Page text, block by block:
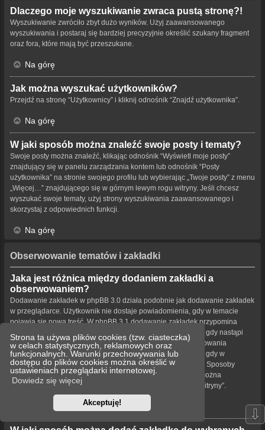
Strona ta używa plików cookies (tzw. ciasteczka)
w celach statystycznych, reklamowych oraz
funkcjonalnych. Warunki przechowywania lub
dostępu do plików cookies można określić w
ustawieniach przeglądarki internetowej.
Dowiedz się więcej
Akceptuję!
Dlaczego moje wyszukiwanie zwraca pustą stronę?!
Wyszukiwanie zwróciło zbyt dużo wyników. Użyj zaawansowanego
wyszukiwania i postaraj się bardziej precyzyjnie określić szukany fragment
oraz fora, które mają być przeszukane.
Na górę
Jak można wyszukać użytkowników?
Przejdź na stronę “Użytkownicy” i kliknij odnośnik “Znajdź użytkownika”.
Na górę
W jaki sposób można znaleźć swoje posty i tematy?
Swoje posty można znaleźć, klikając odnośnik “Wyświetl moje posty”
znajdujący się w panelu zarządzania kontem lub odnośnik “Posty
użytkownika” na stronie swojego profilu lub wybierając „Twoje posty” z menu
„Więcej…” znajdującego się w górnym lewym rogu witryny. Jeśli chcesz
wyszukać swoje tematy, użyj strony wyszukiwania zaawansowanego i
skorzystaj z odpowiednich funkcji.
Na górę
Obserwowanie tematów i zakładki
Jaka jest różnica między dodaniem zakładki a
obserwowaniem?
Dodawanie zakładek w phpBB 3.0 działa podobnie jak dodawanie zakładek
w przeglądarce. Użytkownik nie dostaje powiadomienia, gdy w temacie
pojawia się nowa treść. W phpBB 3.1 dodawanie zakładek przypomina
obserwowanie tematu. Użytkownik może być powiadamiany, gdy nastąpi
aktualizacja tematu oznaczonego zakładką. Funkcja obserwowania
powiadamia użytkownika – w wybrany przez niego sposób – gdy w
obserwowanym temacie bądź forum pojawiła się nowa treść. Sposoby
powiadamiania dla zakładek i obserwowanych elementów można
konfigurować w panelu użytkownika na karcie „Ustawienia witryny”.
⇩